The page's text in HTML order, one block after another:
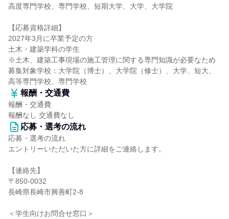
高度専門学校、専門学校、短期大学、大学、大学院
【応募資格詳細】
2027年3月に卒業予定の方
土木・建築学科の学生
※土木、建築工事現場の施工管理に関する専門知識が必要なため
募集対象学校：大学院（博士）、大学院（修士）、大学、短大、
高等専門学校、専門学校
報酬・交通費
報酬・交通費
報酬なし 交通費なし
応募・選考の流れ
応募・選考の流れ
エントリーいただいた方に詳細をご連絡します。
【連絡先】
〒850-0032
長崎県長崎市興善町2-8
＜学生向けお問合せ窓口＞